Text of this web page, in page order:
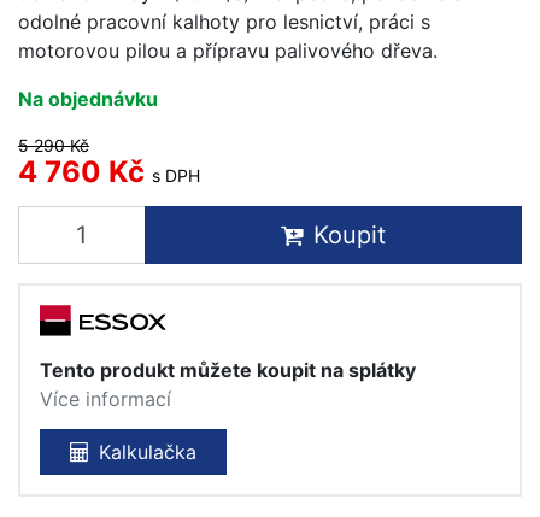
odolné pracovní kalhoty pro lesnictví, práci s
motorovou pilou a přípravu palivového dřeva.
Na objednávku
5 290 Kč
4 760 Kč s DPH
Koupit
Tento produkt můžete koupit na splátky
Více informací
Kalkulačka